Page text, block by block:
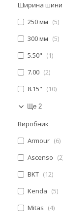
Ширина шини
250 мм
5
300 мм
5
5.50"
1
7.00
2
8.15"
10
Ще 2
Виробник
Armour
6
Ascenso
2
BKT
12
Kenda
5
Mitas
4